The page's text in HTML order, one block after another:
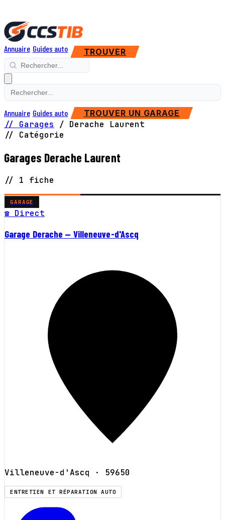
Annuaire Guides auto TROUVER
Annuaire Guides auto TROUVER UN GARAGE
// Garages / Derache Laurent
// Catégorie
Garages Derache Laurent
// 1 fiche
GARAGE
☎ Direct
Garage Derache — Villeneuve-d'Ascq
Villeneuve-d'Ascq · 59650
ENTRETIEN ET RÉPARATION AUTO